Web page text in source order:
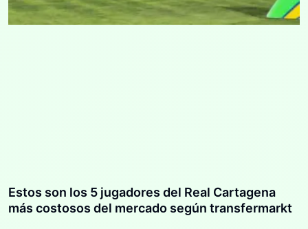
Estos son los 5 jugadores del Real Cartagena
más costosos del mercado según transfermarkt